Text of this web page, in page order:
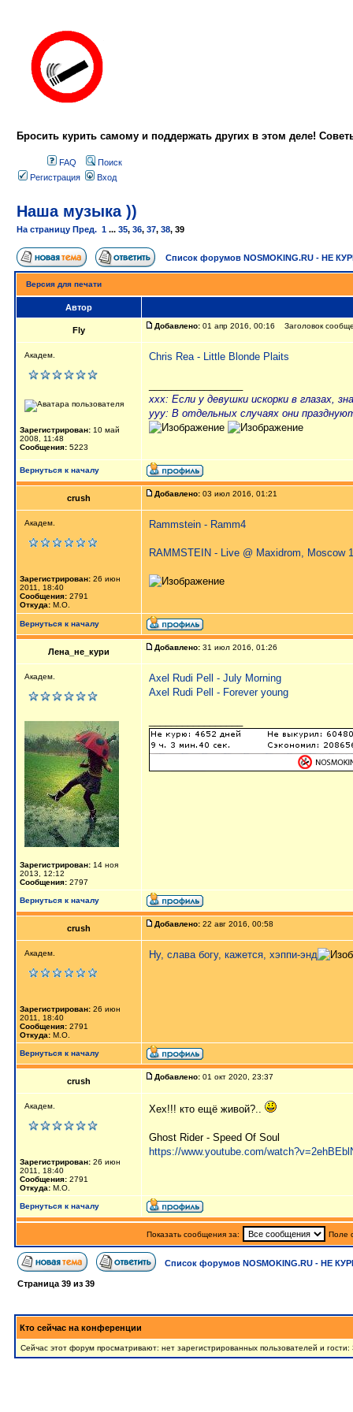
Бросить курить самому и поддержать других в этом деле!
FAQ
Поиск
Регистрация
Вход
Наша музыка ))
На страницу Пред. 1 ... 35, 36, 37, 38, 39
Список форумов NOSMOKING.RU - НЕ
Версия для печати
Автор
Fly Добавлено: 01 апр 2016, 00:16 Заголовок
Академ.
Зарегистрирован: 10 май
2008, 11:48
Сообщения: 5223
Chris Rea - Little Blonde Plaits
xxx: Если у девушки искорки в глазах,
ууу: В отдельных случаях они
Вернуться к началу
crush Добавлено: 03 июл 2016, 01:21
Академ.
Зарегистрирован: 26 июн
2011, 18:40
Сообщения: 2791
Откуда: М.О.
Rammstein - Ramm4
RAMMSTEIN - Live @ Maxidrom, Moscow
Вернуться к началу
Лена_не_кури Добавлено: 31 июл 2016, 01:26
Академ.
Зарегистрирован: 14 ноя
2013, 12:12
Сообщения: 2797
Axel Rudi Pell - July Morning
Axel Rudi Pell - Forever young
Вернуться к началу
crush Добавлено: 22 авг 2016, 00:58
Академ.
Зарегистрирован: 26 июн
2011, 18:40
Сообщения: 2791
Откуда: М.О.
Ну, слава богу, кажется, хэппи-энд
Вернуться к началу
crush Добавлено: 01 окт 2020, 23:37
Академ.
Зарегистрирован: 26 июн
2011, 18:40
Сообщения: 2791
Откуда: М.О.
Хех!!! кто ещё живой?..
Ghost Rider - Speed Of Soul
https://www.youtube.com/
Вернуться к началу
Показать сообщения за: Поле
Список форумов NOSMOKING.RU - НЕ
Страница 39 из 39
Кто сейчас на конференции
Сейчас этот форум просматривают: нет зарегистрированных пользователей и гости: